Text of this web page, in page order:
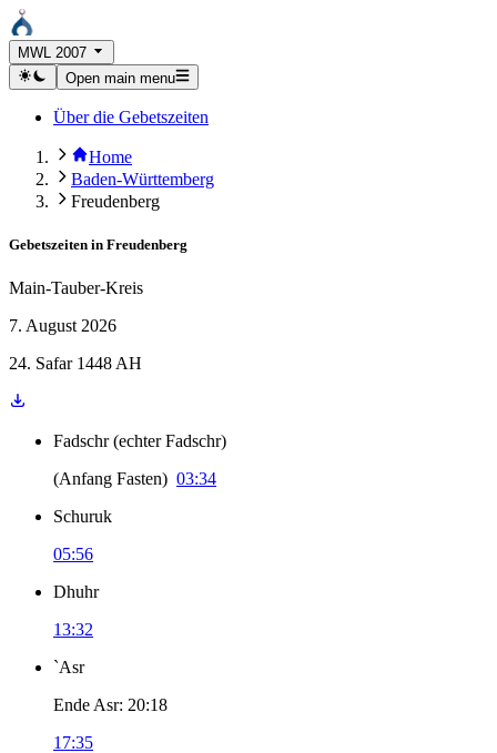
MWL 2007
Open main menu
Über die Gebetszeiten
Home
Baden-Württemberg
Freudenberg
Gebetszeiten in Freudenberg
Main-Tauber-Kreis
7. August 2026
24. Safar 1448 AH
Fadschr (echter Fadschr)
(Anfang Fasten) 03:34
Schuruk
05:56
Dhuhr
13:32
`Asr
Ende Asr: 20:18
17:35